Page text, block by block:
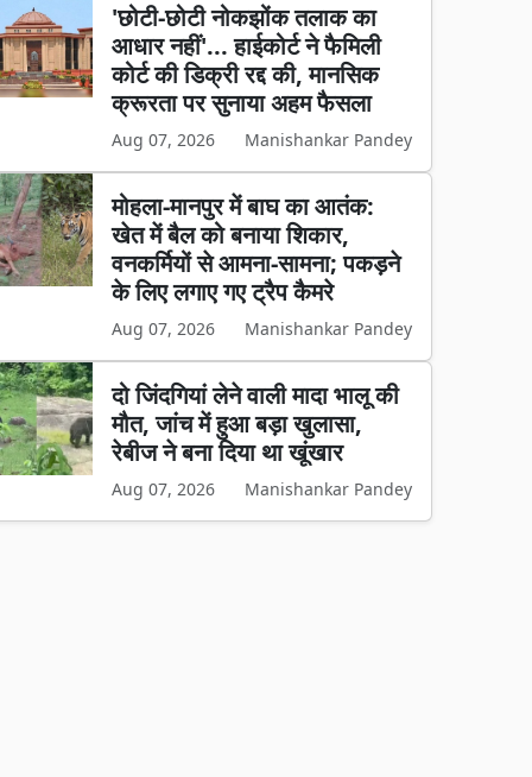
'छोटी-छोटी नोकझोंक तलाक का
आधार नहीं'... हाईकोर्ट ने फैमिली
कोर्ट की डिक्री रद्द की, मानसिक
क्रूरता पर सुनाया अहम फैसला
Aug 07, 2026 Manishankar Pandey
मोहला-मानपुर में बाघ का आतंक:
खेत में बैल को बनाया शिकार,
वनकर्मियों से आमना-सामना; पकड़ने
के लिए लगाए गए ट्रैप कैमरे
Aug 07, 2026 Manishankar Pandey
दो जिंदगियां लेने वाली मादा भालू की
मौत, जांच में हुआ बड़ा खुलासा,
रेबीज ने बना दिया था खूंखार
Aug 07, 2026 Manishankar Pandey